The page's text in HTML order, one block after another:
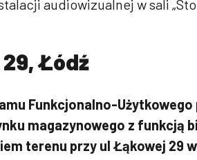
audiowizualnej w sali
Łódź
Funkcjonalno-
magazynowego z funkcją
terenu przy ul Łąkowej 29